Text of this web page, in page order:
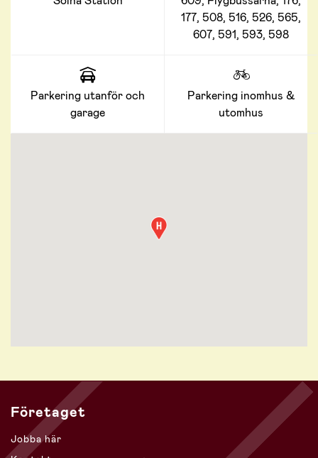
177, 508, 516, 526, 565,
607, 591, 593, 598
Parkering utanför och
garage
Parkering inomhus &
utomhus
Företaget
Jobba här